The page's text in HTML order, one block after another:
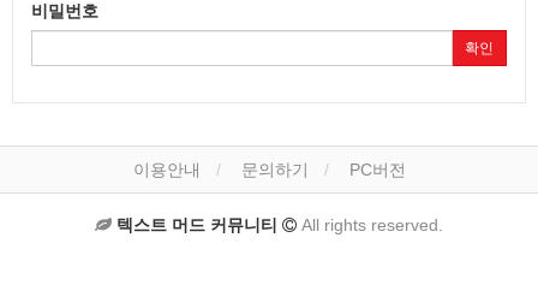
비밀번호
확인
이용안내 문의하기 PC버전
텍스트 머드 커뮤니티 All rights reserved.